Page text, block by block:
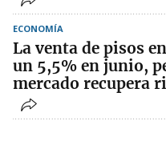
ECONOMÍA
La venta de pisos
un 5,5% en junio,
mercado recupera